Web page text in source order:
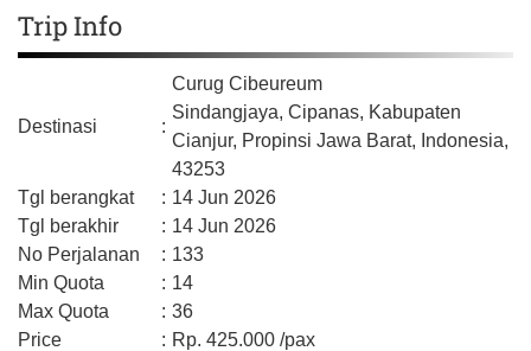
Trip Info
Destinasi :
Curug Cibeureum
Sindangjaya, Cipanas, Kabupaten
Cianjur, Propinsi Jawa Barat, Indonesia,
43253
Tgl berangkat
: 14 Jun 2026
Tgl berakhir
: 14 Jun 2026
No Perjalanan
: 133
Min Quota
: 14
Max Quota
: 36
Price
: Rp. 425.000 /pax